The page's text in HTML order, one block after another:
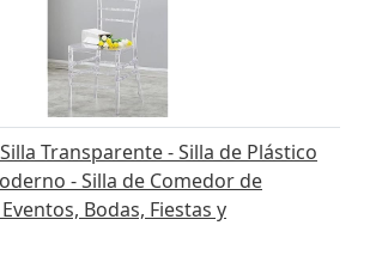
Transparente - Silla de Plástico
- Silla de Comedor de
Bodas, Fiestas y